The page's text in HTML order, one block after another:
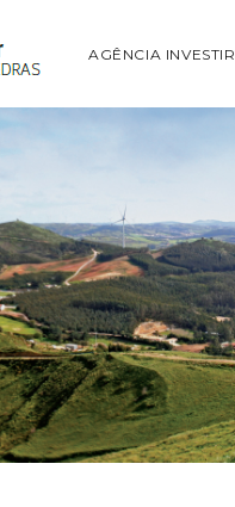
AGÊNCIA INVESTIR